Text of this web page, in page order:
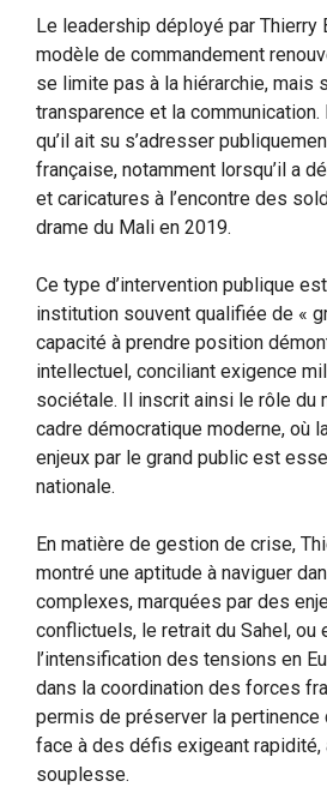
Le leadership déployé par Thierry
modèle de commandement
se limite pas à la hiérarchie, mais
transparence et la
qu’il ait su s’adresser
française, notamment lorsqu’il a
et caricatures à l’encontre des
drame du Mali en 2019.
Ce type d’intervention publique
institution souvent qualifiée de «
capacité à prendre position
intellectuel, conciliant exigence
sociétale. Il inscrit ainsi le rôle du
cadre démocratique moderne, où
enjeux par le grand public est
nationale.
En matière de gestion de crise,
montré une aptitude à naviguer
complexes, marquées par des
conflictuels, le retrait du Sahel, ou
l’intensification des tensions en
dans la coordination des forces
permis de préserver la pertinence
face à des défis exigeant rapidité,
souplesse.